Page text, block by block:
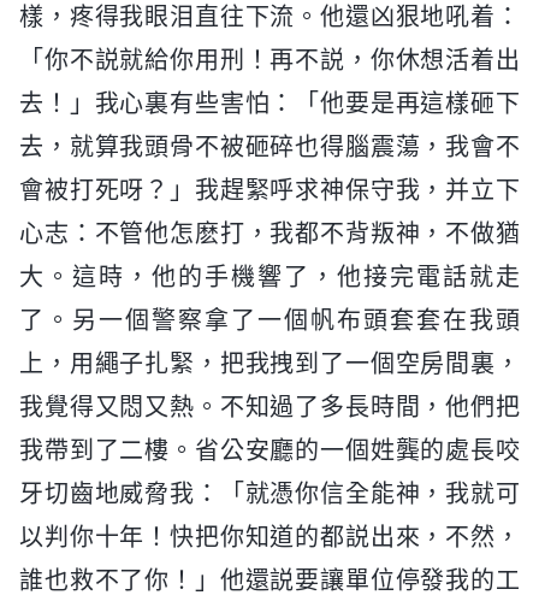
樣，疼得我眼泪直往下流。他還凶狠地吼着：
「你不説就給你用刑！再不説，你休想活着出
去！」我心裏有些害怕：「他要是再這樣砸下
去，就算我頭骨不被砸碎也得腦震蕩，我會不
會被打死呀？」我趕緊呼求神保守我，并立下
心志：不管他怎麽打，我都不背叛神，不做猶
大。這時，他的手機響了，他接完電話就走
了。另一個警察拿了一個帆布頭套套在我頭
上，用繩子扎緊，把我拽到了一個空房間裏，
我覺得又悶又熱。不知過了多長時間，他們把
我帶到了二樓。省公安廳的一個姓龔的處長咬
牙切齒地威脅我：「就憑你信全能神，我就可
以判你十年！快把你知道的都説出來，不然，
誰也救不了你！」他還説要讓單位停發我的工